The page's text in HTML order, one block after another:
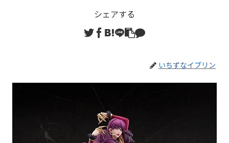
シェアする
いちずなイブリン